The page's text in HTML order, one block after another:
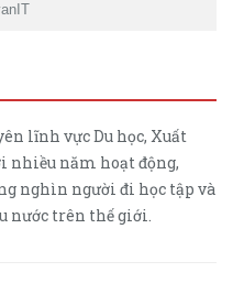
lĩnh vực Du học, Xuất
nhiều năm hoạt động,
nghìn người đi học tập và
nước trên thế giới.